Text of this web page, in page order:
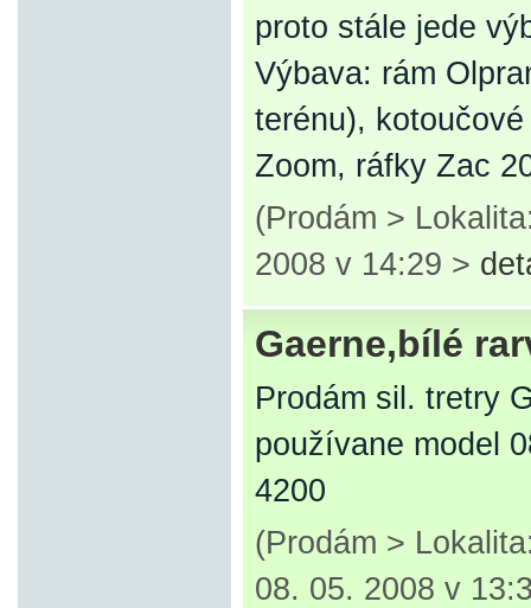
proto stále jede
Výbava: rám
terénu),
Zoom, ráfky Zac
(Prodám >
2008 v 14:29 >
Gaerne,bílé
Prodám sil. tretry
používane model
4200
(Prodám >
08. 05. 2008 v